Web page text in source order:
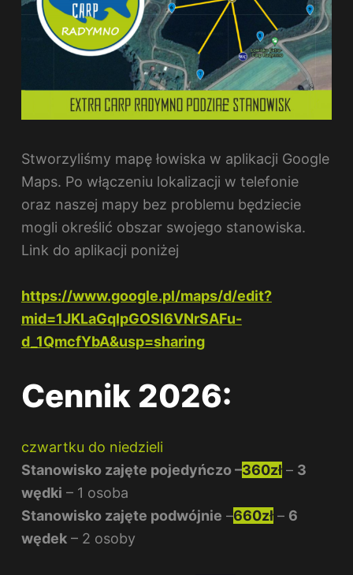
Stworzyliśmy mapę łowiska w aplikacji Google
Maps. Po włączeniu lokalizacji w telefonie
oraz naszej mapy bez problemu będziecie
mogli określić obszar swojego stanowiska.
Link do aplikacji poniżej
https://www.google.pl/maps/d/edit?
mid=1JKLaGqlpGOSl6VNrSAFu-
d_1QmcfYbA&usp=sharing
Cennik 2026:
czwartku do niedzieli
Stanowisko zajęte pojedyńczo –360zł– 3
wędki – 1 osoba
Stanowisko zajęte podwójnie –660zł– 6
wędek– 2 osoby